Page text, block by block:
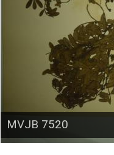
MVJB 7520